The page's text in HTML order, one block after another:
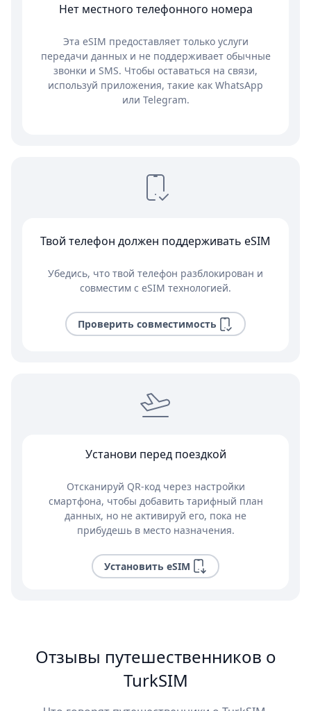
Нет местного телефонного номера
Эта eSIM предоставляет только услуги
передачи данных и не поддерживает обычные
звонки и SMS. Чтобы оставаться на связи,
используй приложения, такие как WhatsApp
или Telegram.
Твой телефон должен поддерживать eSIM
Убедись, что твой телефон разблокирован и
совместим с eSIM технологией.
Проверить совместимость
Установи перед поездкой
Отсканируй QR-код через настройки
смартфона, чтобы добавить тарифный план
данных, но не активируй его, пока не
прибудешь в место назначения.
Установить eSIM
Отзывы путешественников о
TurkSIM